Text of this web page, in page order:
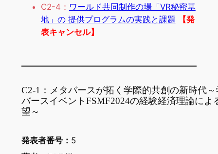
C2-4： ワールド共同制作の場「VR秘密基
地」の 提供プログラムの実践と課題
【発
表キャンセル】
C2-1：メタバースが拓く学際的共創の新時代
バースイベントFSMF2024の経験経済理論によ
望～
発表者番号： 5